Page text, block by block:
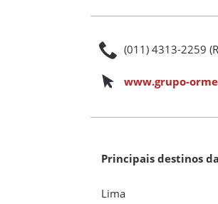
(011) 4313-2259
www.grupo-
Principais destinos
Lima